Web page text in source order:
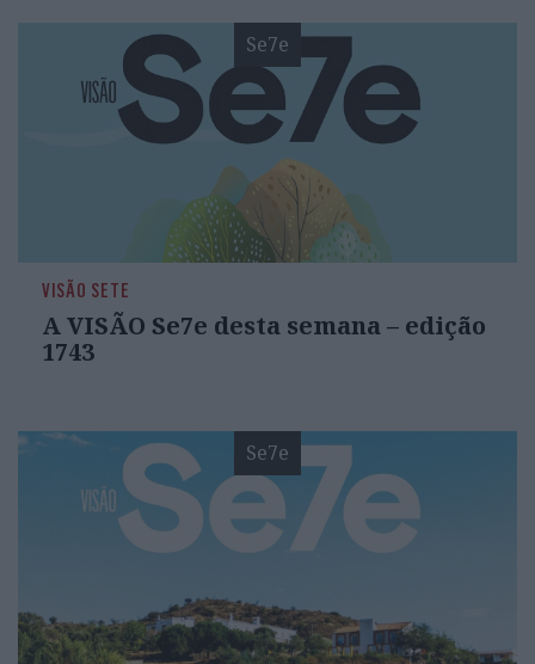
Se7e
VISÃO SETE
A VISÃO Se7e desta semana – edição
1743
Se7e